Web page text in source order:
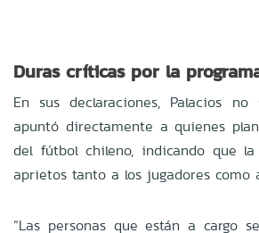
Duras críticas por la
En sus declaraciones, Palacios
apuntó directamente a quienes
del fútbol chileno, indicando que
aprietos tanto a los jugadores como
“Las personas que están a cargo